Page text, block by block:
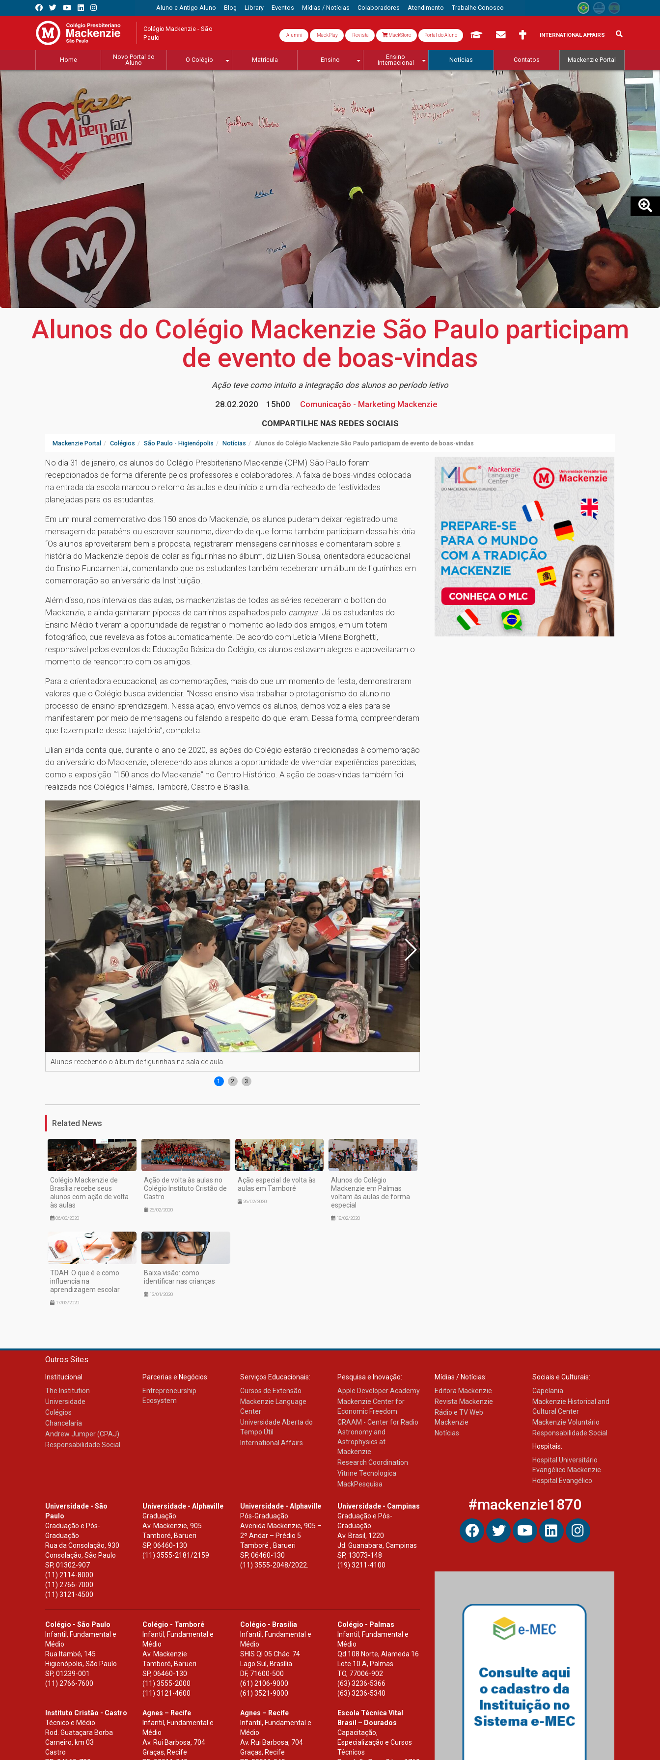
Aluno e Antigo Aluno Blog Library Eventos Mídias / Notícias Colaboradores Atendimento Trabalhe Conosco
Colégio Mackenzie - São
Paulo Alumni MackPlay Revista MackStore Portal do Aluno INTERNATIONAL AFFAIRS
Home
Novo Portal do
Aluno
O Colégio Matrícula Ensino
Ensino
Internacional
Notícias Contatos Mackenzie Portal
Alunos do Colégio Mackenzie São Paulo participam
de evento de boas-vindas
Ação teve como intuito a integração dos alunos ao período letivo
28.02.2020
15h00
Comunicação - Marketing Mackenzie
COMPARTILHE NAS REDES SOCIAIS
Mackenzie Portal Colégios São Paulo - Higienópolis Notícias Alunos do Colégio Mackenzie São Paulo participam de evento de boas-vindas
No dia 31 de janeiro, os alunos do Colégio Presbiteriano Mackenzie (CPM) São Paulo foram
recepcionados de forma diferente pelos professores e colaboradores. A faixa de boas-vindas colocada
na entrada da escola marcou o retorno às aulas e deu início a um dia recheado de festividades
planejadas para os estudantes.
Em um mural comemorativo dos 150 anos do Mackenzie, os alunos puderam deixar registrado uma
mensagem de parabéns ou escrever seu nome, dizendo de que forma também participam dessa história.
“Os alunos aproveitaram bem a proposta, registraram mensagens carinhosas e comentaram sobre a
história do Mackenzie depois de colar as figurinhas no álbum”, diz Lilian Sousa, orientadora educacional
do Ensino Fundamental, comentando que os estudantes também receberam um álbum de figurinhas em
comemoração ao aniversário da Instituição.
Além disso, nos intervalos das aulas, os mackenzistas de todas as séries receberam o botton do
Mackenzie, e ainda ganharam pipocas de carrinhos espalhados pelo campus. Já os estudantes do
Ensino Médio tiveram a oportunidade de registrar o momento ao lado dos amigos, em um totem
fotográfico, que revelava as fotos automaticamente. De acordo com Letícia Milena Borghetti,
responsável pelos eventos da Educação Básica do Colégio, os alunos estavam alegres e aproveitaram o
momento de reencontro com os amigos.
Para a orientadora educacional, as comemorações, mais do que um momento de festa, demonstraram
valores que o Colégio busca evidenciar. “Nosso ensino visa trabalhar o protagonismo do aluno no
processo de ensino-aprendizagem. Nessa ação, envolvemos os alunos, demos voz a eles para se
manifestarem por meio de mensagens ou falando a respeito do que leram. Dessa forma, compreenderam
que fazem parte dessa trajetória”, completa.
Lilian ainda conta que, durante o ano de 2020, as ações do Colégio estarão direcionadas à comemoração
do aniversário do Mackenzie, oferecendo aos alunos a oportunidade de vivenciar experiências parecidas,
como a exposição “150 anos do Mackenzie” no Centro Histórico. A ação de boas-vindas também foi
realizada nos Colégios Palmas, Tamboré, Castro e Brasília.
Alunos recebendo o álbum de figurinhas na sala de aula
1 2 3
Related News
Colégio Mackenzie de
Brasília recebe seus
alunos com ação de volta
às aulas
06/03/2020
Ação de volta às aulas no
Colégio Instituto Cristão de
Castro
26/02/2020
Ação especial de volta às
aulas em Tamboré
26/02/2020
Alunos do Colégio
Mackenzie em Palmas
voltam às aulas de forma
especial
18/02/2020
TDAH: O que é e como
influencia na
aprendizagem escolar
17/02/2020
Baixa visão: como
identificar nas crianças
13/01/2020
Outros Sites
Institucional
The Institution
Universidade
Colégios
Chancelaria
Andrew Jumper (CPAJ)
Responsabilidade Social
Parcerias e Negócios:
Entrepreneurship
Ecosystem
Serviços Educacionais:
Cursos de Extensão
Mackenzie Language
Center
Universidade Aberta do
Tempo Útil
International Affairs
Pesquisa e Inovação:
Apple Developer Academy
Mackenzie Center for
Economic Freedom
CRAAM - Center for Radio
Astronomy and
Astrophysics at
Mackenzie
Research Coordination
Vitrine Tecnologica
MackPesquisa
Mídias / Notícias:
Editora Mackenzie
Revista Mackenzie
Rádio e TV Web
Mackenzie
Notícias
Sociais e Culturais:
Capelania
Mackenzie Historical and
Cultural Center
Mackenzie Voluntário
Responsabilidade Social
Hospitais:
Hospital Universitário
Evangélico Mackenzie
Hospital Evangélico
Universidade - São
Paulo
Graduação e Pós-
Graduação
Rua da Consolação, 930
Consolação, São Paulo
SP, 01302-907
(11) 2114-8000
(11) 2766-7000
(11) 3121-4500
Universidade - Alphaville
Graduação
Av. Mackenzie, 905
Tamboré, Barueri
SP,06460-130
(11) 3555-2181/2159
Universidade - Alphaville
Pós-Graduação
Avenida Mackenzie, 905 –
2º Andar – Prédio 5
Tamboré , Barueri
SP, 06460-130
(11) 3555-2048/2022.
Universidade - Campinas
Graduação e Pós-
Graduação
Av. Brasil, 1220
Jd. Guanabara, Campinas
SP, 13073-148
(19) 3211-4100
Colégio - São Paulo
Infantil, Fundamental e
Médio
Rua Itambé, 145
Higienópolis, São Paulo
SP, 01239-001
(11) 2766-7600
Colégio - Tamboré
Infantil, Fundamental e
Médio
Av. Mackenzie
Tamboré, Barueri
SP,06460-130
(11) 3555-2000
(11) 3121-4600
Colégio - Brasília
Infantil, Fundamental e
Médio
SHIS Ql 05 Chác. 74
Lago Sul, Brasília
DF, 71600-500
(61) 2106-9000
(61) 3521-9000
Colégio - Palmas
Infantil, Fundamental e
Médio
Qd.108 Norte, Alameda 16
Lote 10 A, Palmas
TO, 77006-902
(63) 3236-5366
(63) 3236-5340
Instituto Cristão - Castro
Técnico e Médio
Rod. Guataçara Borba
Carneiro, km 03
Castro
Agnes – Recife
Infantil, Fundamental e
Médio
Av. Rui Barbosa, 704
Graças, Recife
Agnes – Recife
Infantil, Fundamental e
Médio
Av. Rui Barbosa, 704
Graças, Recife
Escola Técnica Vital
Brasil – Dourados
Capacitação,
Especialização e Cursos
Técnicos
#mackenzie1870